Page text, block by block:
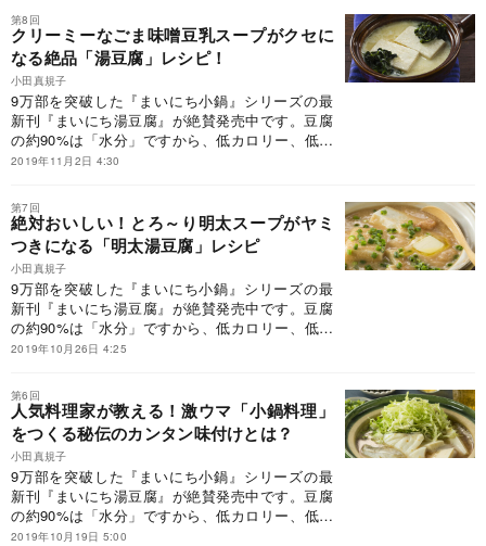
ー料理。ただ、湯豆腐はシンプルなだけに、どう
してもワンパターンになりがち。そこで、人気料
理家である小田真規子先生に、10分でぽっかぽか
になれる絶品レシピの数々を教えていただきまし
た。本連載では、おいしい「湯豆腐」「小鍋」の
作り方と、選りすぐりの逸品をご紹介します。
第8回
クリーミーなごま味噌豆乳スープがクセに
なる絶品「湯豆腐」レシピ！
小田真規子
9万部を突破した『まいにち小鍋』シリーズの最
新刊『まいにち湯豆腐』が絶賛発売中です。豆腐
の約90%は「水分」ですから、低カロリー、低脂
肪、低糖質なのに、大豆を原料とする栄養価の高
ー料理。ただ、湯豆腐はシンプルなだけに、どう
してもワンパターンになりがち。そこで、人気料
理家である小田真規子先生に、10分でぽっかぽか
になれる絶品レシピの数々を教えていただきまし
た。本連載では、おいしい「湯豆腐」「小鍋」の
作り方と、選りすぐりの逸品をご紹介します。
2019年11月2日 4:30
第7回
絶対おいしい！とろ～り明太スープがヤミ
つきになる「明太湯豆腐」レシピ
小田真規子
9万部を突破した『まいにち小鍋』シリーズの最
新刊『まいにち湯豆腐』が絶賛発売中です。豆腐
の約90%は「水分」ですから、低カロリー、低脂
肪、低糖質なのに、大豆を原料とする栄養価の高
ー料理。ただ、湯豆腐はシンプルなだけに、どう
してもワンパターンになりがち。そこで、人気料
理家である小田真規子先生に、10分でぽっかぽか
になれる絶品レシピの数々を教えていただきまし
た。本連載では、おいしい「湯豆腐」「小鍋」の
作り方と、選りすぐりの逸品をご紹介します。
2019年10月26日 4:25
第6回
人気料理家が教える！激ウマ「小鍋料理」
をつくる秘伝のカンタン味付けとは？
小田真規子
9万部を突破した『まいにち小鍋』シリーズの最
新刊『まいにち湯豆腐』が絶賛発売中です。豆腐
の約90%は「水分」ですから、低カロリー、低脂
肪、低糖質なのに、大豆を原料とする栄養価の高
2019年10月19日 5:00